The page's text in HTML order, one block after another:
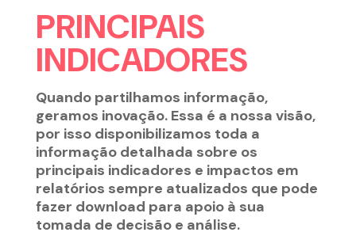
PRINCIPAIS
INDICADORES
Quando partilhamos informação,
geramos inovação. Essa é a nossa visão,
por isso disponibilizamos toda a
informação detalhada sobre os
principais indicadores e impactos em
relatórios sempre atualizados que pode
fazer download para apoio à sua
tomada de decisão e análise.